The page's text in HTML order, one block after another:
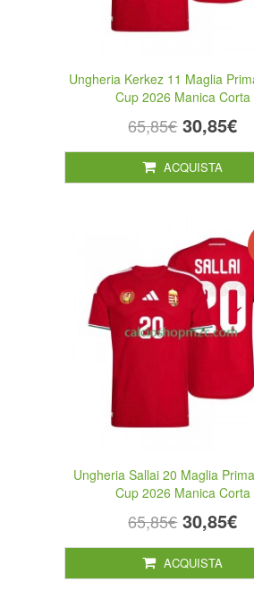
Ungheria Kerkez 11 Maglia
Cup 2026 Manica Corta
65,85€ 30,85€
ACQUISTA
Ungheria Sallai 20 Maglia
Cup 2026 Manica Corta
65,85€ 30,85€
ACQUISTA